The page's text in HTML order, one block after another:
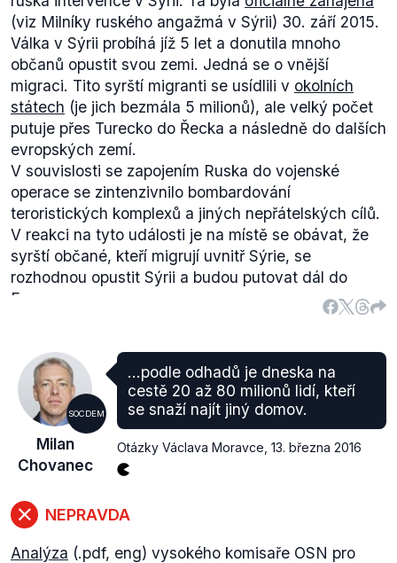
(viz Milníky ruského angažmá v Sýrii) 30. září 2015.
Válka v Sýrii probíhá jíž 5 let a donutila mnoho
občanů opustit svou zemi. Jedná se o vnější
migraci. Tito syrští migranti se usídlili v okolních
státech (je jich bezmála 5 milionů), ale velký počet
putuje přes Turecko do Řecka a následně do dalších
evropských zemí.
V souvislosti se zapojením Ruska do vojenské
operace se zintenzivnilo bombardování
teroristických komplexů a jiných nepřátelských cílů.
V reakci na tyto události je na místě se obávat, že
syrští občané, kteří migrují uvnitř Sýrie, se
rozhodnou opustit Sýrii a budou putovat dál do
Evropy.
Vyjádření ministra Chovance z 24. září 2015 přinesla
rozhlase:
"
V samotné Sýrii je podle Chovance 7,6 milionu
vnitřních přesídlenců, ambici zapojit se do tamních
bojů bude mít Rusko. Konflikt se tak může vyhrotit a
tito lidé se můžou rozhodnout opustit Sýrii."
Výrok ministra vnitra je hodnocen jako pravdivý, 24.
konfliktu může mít za cíl, že vnitřně vysídlení
občané opustí zemi a mohou tak zamířit i do Evropy.
SOCDEM
Milan
Chovanec
...podle odhadů je dneska na
cestě 20 až 80 milionů lidí, kteří
se snaží najít jiný domov.
Otázky Václava Moravce 13. března 2016
NEPRAVDA
Analýza (.pdf, eng) vysokého komisaře OSN pro